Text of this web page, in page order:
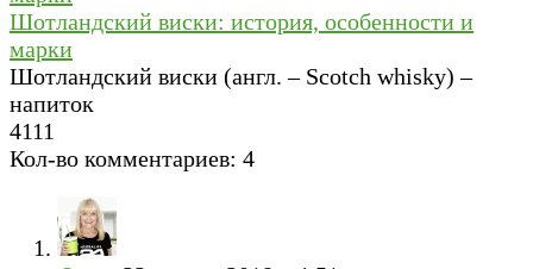
Шотландский виски: история, особенности и
марки
Шотландский виски (англ. – Scotch whisky) –
напиток
4111
Кол-во комментариев: 4